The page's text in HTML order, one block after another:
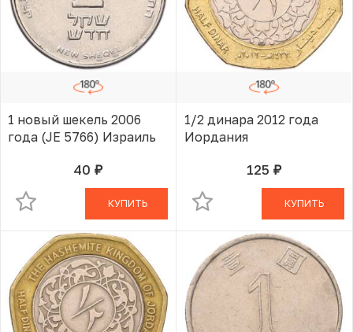
1 новый шекель 2006
года (JE 5766) Израиль
40 руб.В КОРЗИНЕ
КУПИТЬ
1/2 динара 2012 года
Иордания
125 руб.В КОРЗИНЕ
КУПИТЬ